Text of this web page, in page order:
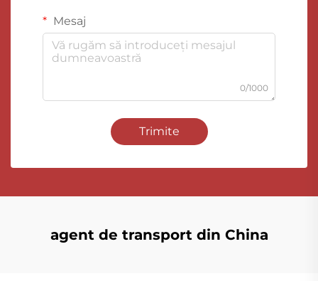
Mesaj
0/1000
Trimite
agent de transport din China